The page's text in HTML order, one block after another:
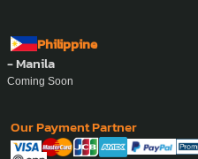
Philippine
- Manila
Coming Soon
Our Payment Partner